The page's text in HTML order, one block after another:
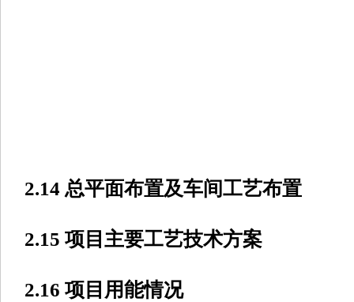
2.14 总平面布置及车间工艺布置
2.15 项目主要工艺技术方案
2.16 项目用能情况